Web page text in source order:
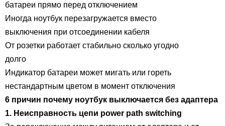
батареи прямо перед отключением
Иногда ноутбук перезагружается вместо
выключения при отсоединении кабеля
От розетки работает стабильно сколько угодно
долго
Индикатор батареи может мигать или гореть
нестандартным цветом в момент отключения
6 причин почему ноутбук выключается без адаптера
1. Неисправность цепи power path switching